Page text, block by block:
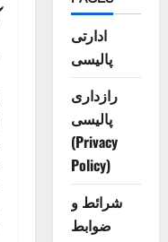
ادارتی
پالیسی
رازداری
پالیسی
(Privacy
Policy)
شرائط و
ضوابط